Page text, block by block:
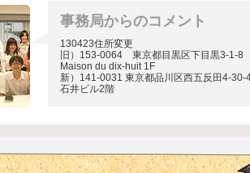
事務局からのコメント
130423住所変更
旧）153-0064 東京都目黒区下目黒3-1-8
Maison du dix-huit 1F
新）141-0031 東京都品川区西五反田4-30-
石井ビル2階